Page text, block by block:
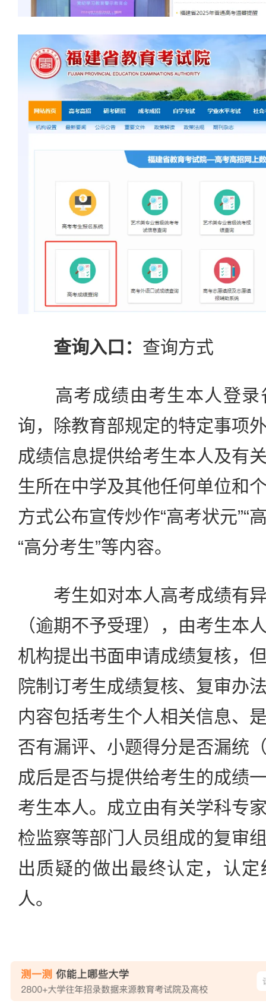
查询入口： 查询方式
高考成绩由考生本人登录
询，除教育部规定的特定事项
成绩信息提供给考生本人及有
生所在中学及其他任何单位和
方式公布宣传炒作“高考状元”“
“高分考生”等内容。
考生如对本人高考成绩有异
（逾期不予受理），由考生本
机构提出书面申请成绩复核，
院制订考生成绩复核、复审办
内容包括考生个人相关信息、
否有漏评、小题得分是否漏统
成后是否与提供给考生的成绩
考生本人。成立由有关学科专
检监察等部门人员组成的复审
出质疑的做出最终认定，认
人。